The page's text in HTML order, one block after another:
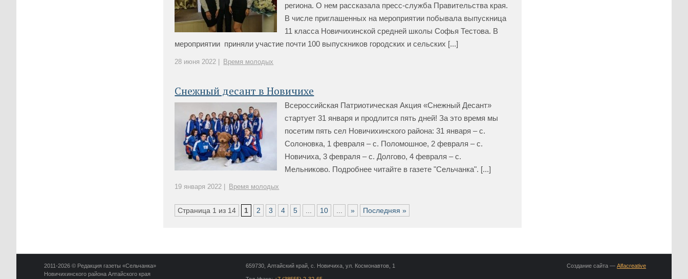
региона. О нем рассказала пресс-служба Правительства края.
В числе приглашенных на мероприятии побывала выпускница
11 класса Новичихинской средней школы Софья Тестова. В
мероприятии приняли участие почти 100 выпускников городских и сельских [...]
28 июня 2022 | Время молодых
Снежный десант в Новичихе
Всероссийская Патриотическая Акция «Снежный Десант»
стартует 31 января и продлится пять дней! За это время мы
посетим пять сел Новичихинского района: 31 января – с.
Солоновка, 1 февраля – с. Поломошное, 2 февраля – с.
Новичиха, 3 февраля – с. Долгово, 4 февраля – с.
Мельниково. Подробнее читайте в газете "Сельчанка". [...]
19 января 2022 | Время молодых
Страница 1 из 14 1 2 3 4 5 ... 10 ... » Последняя »
Создание сайта —Alfacreative
659730, Алтайский край, с. Новичиха, ул. Космонавтов, 1
2011-2026 © Редакция газеты «Сельчанка»
Новичихинского района Алтайского края